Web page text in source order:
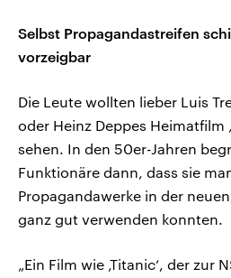
Selbst Propagandastreifen
vorzeigbar
Die Leute wollten lieber Luis
oder Heinz Deppes Heimatfilm
sehen. In den 50er-Jahren
Funktionäre dann, dass sie
Propagandawerke in der
ganz gut verwenden konnten.
„Ein Film wie ‚Titanic‘, der zur